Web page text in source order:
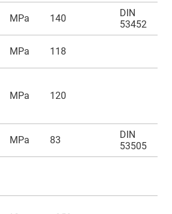
MPa 140
DIN
53452
MPa 118
MPa 120
MPa 83
DIN
53505